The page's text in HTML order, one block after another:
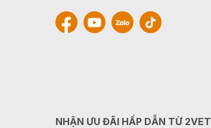
NHẬN ƯU ĐÃI HẤP DẪN TỪ 2VET